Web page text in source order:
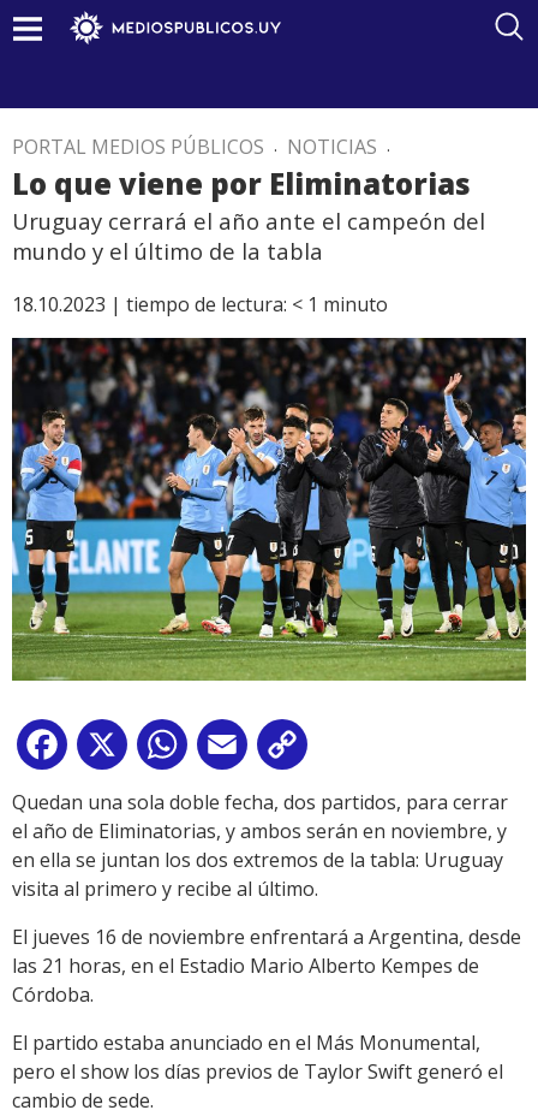
PORTAL MEDIOS PÚBLICOS . NOTICIAS .
Lo que viene por Eliminatorias
Uruguay cerrará el año ante el campeón del
mundo y el último de la tabla
18.10.2023 | tiempo de lectura: < 1 minuto
Facebook
X WhatsApp
Email
Link
Quedan una sola doble fecha, dos partidos, para cerrar
el año de Eliminatorias, y ambos serán en noviembre, y
en ella se juntan los dos extremos de la tabla: Uruguay
visita al primero y recibe al último.
El jueves 16 de noviembre enfrentará a Argentina, desde
las 21 horas, en el Estadio Mario Alberto Kempes de
Córdoba.
El partido estaba anunciado en el Más Monumental,
pero el show los días previos de Taylor Swift generó el
cambio de sede.